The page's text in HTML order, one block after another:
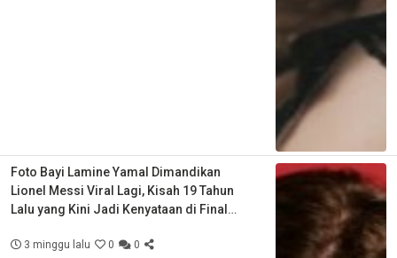
Foto Bayi Lamine Yamal Dimandikan
Lionel Messi Viral Lagi, Kisah 19 Tahun
Lalu yang Kini Jadi Kenyataan di Final
3 minggu lalu 0 0